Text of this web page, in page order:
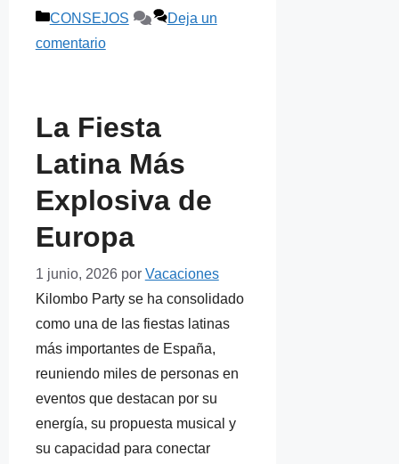
Categorías
CONSEJOS
Deja un
comentario
La Fiesta
Latina Más
Explosiva de
Europa
1 junio, 2026 por Vacaciones
Kilombo Party se ha consolidado
como una de las fiestas latinas
más importantes de España,
reuniendo miles de personas en
eventos que destacan por su
energía, su propuesta musical y
su capacidad para conectar